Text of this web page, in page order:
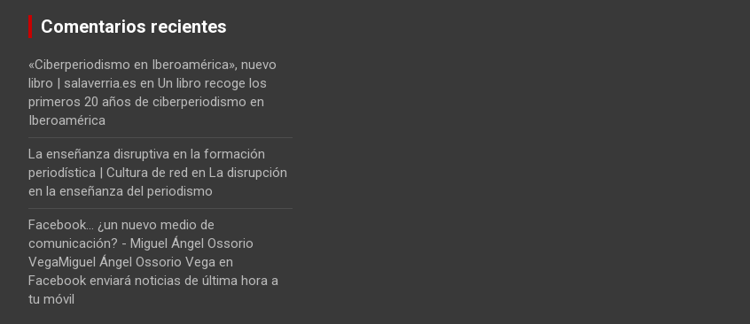
Comentarios recientes
«Ciberperiodismo en Iberoamérica», nuevo
libro | salaverria.es en Un libro recoge los
primeros 20 años de ciberperiodismo en
Iberoamérica
La enseñanza disruptiva en la formación
periodística | Cultura de red en La disrupción
en la enseñanza del periodismo
Facebook... ¿un nuevo medio de
comunicación? - Miguel Ángel Ossorio
VegaMiguel Ángel Ossorio Vega en
Facebook enviará noticias de última hora a
tu móvil